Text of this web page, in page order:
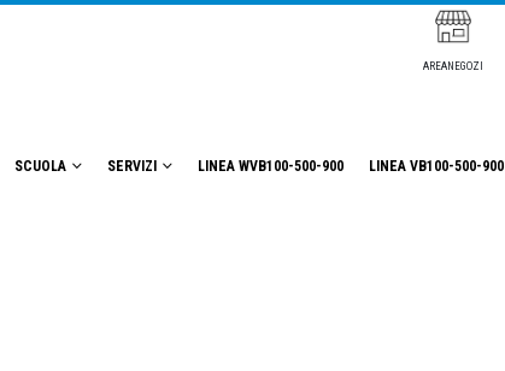
AREANEGOZI
SCUOLA SERVIZI LINEA WVB100-500-900 LINEA VB100-500-900